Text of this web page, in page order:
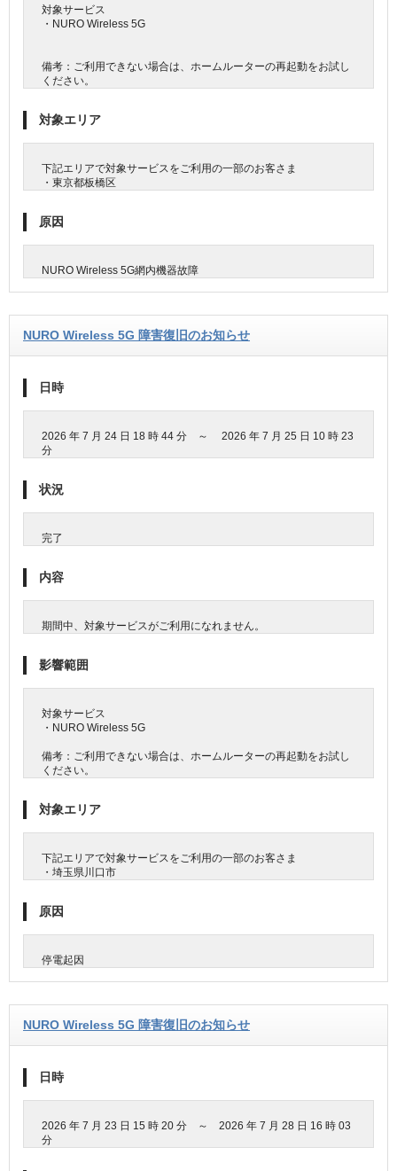
対象サービス
・NURO Wireless 5G
備考：ご利用できない場合は、ホームルーターの再起動をお試し
ください。
対象エリア
下記エリアで対象サービスをご利用の一部のお客さま
・東京都板橋区
原因
NURO Wireless 5G網内機器故障
NURO Wireless 5G 障害復旧のお知らせ
日時
2026 年 7 月 24 日 18 時 44 分 ～ 2026 年 7 月 25 日 10 時 23
分
状況
完了
内容
期間中、対象サービスがご利用になれません。
影響範囲
対象サービス
・NURO Wireless 5G
備考：ご利用できない場合は、ホームルーターの再起動をお試し
ください。
対象エリア
下記エリアで対象サービスをご利用の一部のお客さま
・埼玉県川口市
原因
停電起因
NURO Wireless 5G 障害復旧のお知らせ
日時
2026 年 7 月 23 日 15 時 20 分 ～ 2026 年 7 月 28 日 16 時 03
分